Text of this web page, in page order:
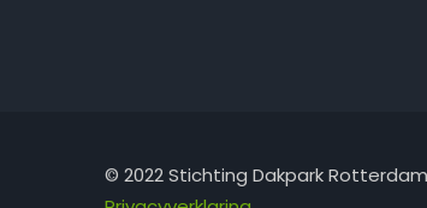
© 2022 Stichting Dakpark